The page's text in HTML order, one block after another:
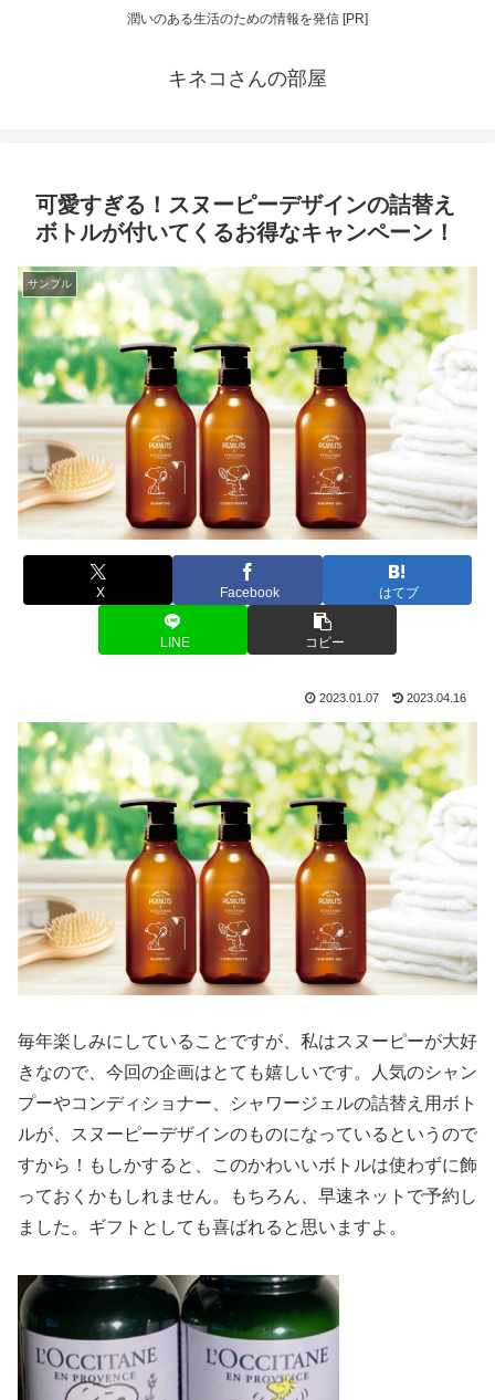
潤いのある生活のための情報を発信 [PR]
キネコさんの部屋
可愛すぎる！スヌーピーデザインの詰替え
ボトルが付いてくるお得なキャンペーン！
サンプル
X Facebook はてブ
LINE コピー
2023.01.07 2023.04.16
毎年楽しみにしていることですが、私はスヌーピーが大好
きなので、今回の企画はとても嬉しいです。人気のシャン
プーやコンディショナー、シャワージェルの詰替え用ボト
ルが、スヌーピーデザインのものになっているというので
すから！もしかすると、このかわいいボトルは使わずに飾
っておくかもしれません。もちろん、早速ネットで予約し
ました。ギフトとしても喜ばれると思いますよ。